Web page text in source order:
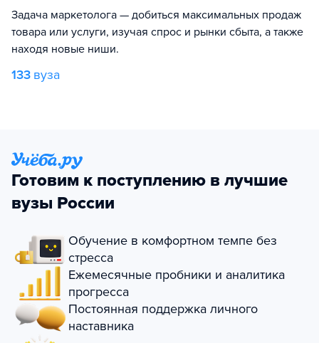
Задача маркетолога — добиться максимальных продаж
товара или услуги, изучая спрос и рынки сбыта, а также
находя новые ниши.
133 вуза
Готовим к поступлению в лучшие
вузы России
Обучение в комфортном темпе без
стресса
Ежемесячные пробники и аналитика
прогресса
Постоянная поддержка личного
наставника